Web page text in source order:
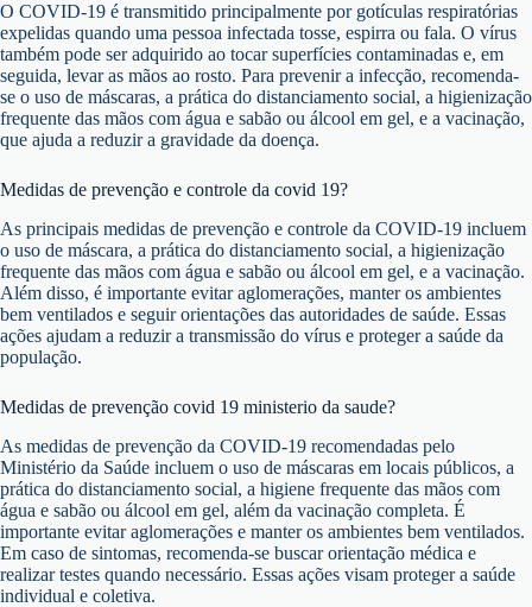
O COVID-19 é transmitido principalmente por gotículas respiratórias
expelidas quando uma pessoa infectada tosse, espirra ou fala. O vírus
também pode ser adquirido ao tocar superfícies contaminadas e, em
seguida, levar as mãos ao rosto. Para prevenir a infecção, recomenda-
se o uso de máscaras, a prática do distanciamento social, a higienização
frequente das mãos com água e sabão ou álcool em gel, e a vacinação,
que ajuda a reduzir a gravidade da doença.
Medidas de prevenção e controle da covid 19?
As principais medidas de prevenção e controle da COVID-19 incluem
o uso de máscara, a prática do distanciamento social, a higienização
frequente das mãos com água e sabão ou álcool em gel, e a vacinação.
Além disso, é importante evitar aglomerações, manter os ambientes
bem ventilados e seguir orientações das autoridades de saúde. Essas
ações ajudam a reduzir a transmissão do vírus e proteger a saúde da
população.
Medidas de prevenção covid 19 ministerio da saude?
As medidas de prevenção da COVID-19 recomendadas pelo
Ministério da Saúde incluem o uso de máscaras em locais públicos, a
prática do distanciamento social, a higiene frequente das mãos com
água e sabão ou álcool em gel, além da vacinação completa. É
importante evitar aglomerações e manter os ambientes bem ventilados.
Em caso de sintomas, recomenda-se buscar orientação médica e
realizar testes quando necessário. Essas ações visam proteger a saúde
individual e coletiva.